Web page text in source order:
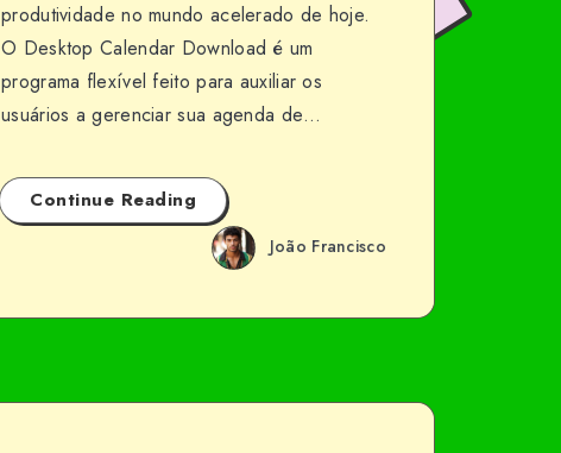
produtividade no mundo acelerado de hoje.
O Desktop Calendar Download é um
programa flexível feito para auxiliar os
usuários a gerenciar sua agenda de…
Continue Reading
João Francisco